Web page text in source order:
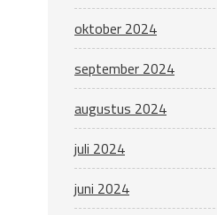
oktober 2024
september 2024
augustus 2024
juli 2024
juni 2024